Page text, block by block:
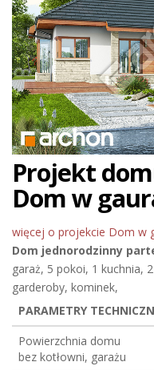
Projekt
Dom w
więcej o projekcie Dom w
Dom jednorodzinny
garaż, 5 pokoi, 1 kuchnia,
garderoby, kominek,
PARAMETRY
Powierzchnia domu
bez kotłowni, garażu